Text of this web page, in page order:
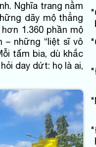
Nghĩa trang nằm
dãy mộ thẳng
1.360 phần mộ
những “liệt sĩ vô
tấm bia, dù khắc
day dứt: họ là ai,
"
"
"
"
"